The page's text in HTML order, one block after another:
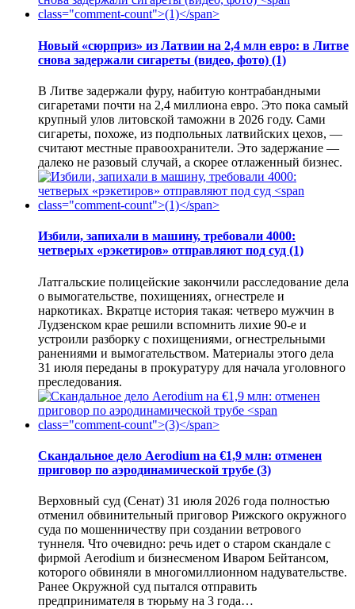
Новый «сюрприз» из Латвии на 2,4 млн евро: в Литве
снова задержали сигареты (видео, фото) (1)
В Литве задержали фуру, набитую контрабандными
сигаретами почти на 2,4 миллиона евро. Это пока самый
крупный улов литовской таможни в 2026 году. Сами
сигареты, похоже, из подпольных латвийских цехов, —
считают местные правоохранители. Это задержание —
далеко не разовый случай, а скорее отлаженный бизнес.
Избили, запихали в машину, требовали 4000:
четверых «рэкетиров» отправляют под суд (1)
Латгальские полицейские закончили расследование дела
о вымогательстве, похищениях, огнестреле и
наркотиках. Вкратце история такая: четверо мужчин в
Лудзенском крае решили вспомнить лихие 90-е и
устроили разборку с похищениями, огнестрельными
ранениями и вымогательством. Материалы этого дела
31 июля переданы в прокуратуру для начала уголовного
преследования.
Скандальное дело Aerodium на €1,9 млн: отменен
приговор по аэродинамической трубе (3)
Верховный суд (Сенат) 31 июля 2026 года полностью
отменил обвинительный приговор Рижского окружного
суда по мошенничеству при создании ветрового
туннеля. Что очевидно: речь идет о старом скандале с
фирмой Aerodium и бизнесменом Иваром Бейтансом,
которого обвиняли в многомиллионном надувательстве.
Ранее Окружной суд пытался отправить
предпринимателя в тюрьму на 3 года…